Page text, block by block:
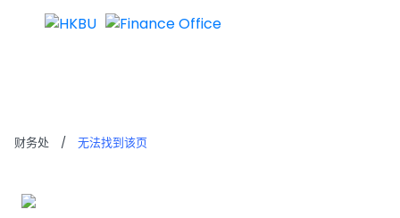
财务处 / 无法找到该页